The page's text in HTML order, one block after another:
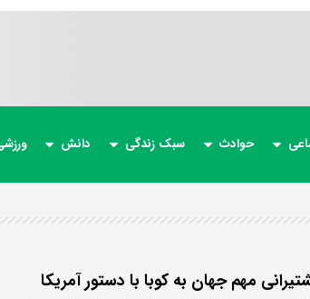
حوادث سبک زندگی دانش